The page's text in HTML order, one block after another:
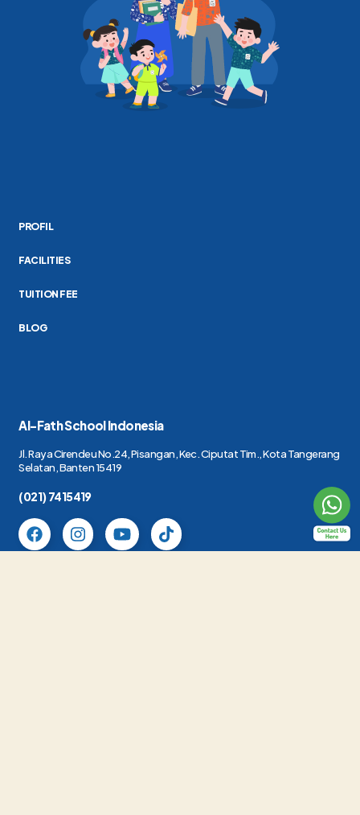
Al-Fath School Indonesia
Jl. Raya Cirendeu No.24, Pisangan, Kec. Ciputat Tim., Kota Tangerang
Selatan, Banten 15419
(021) 7415419
PROFIL
FACILITIES
TUITION FEE
BLOG